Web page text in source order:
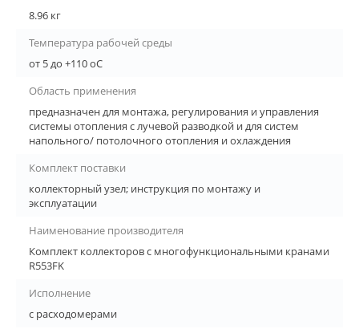
8.96 кг
Температура рабочей среды
от 5 до +110 oC
Область применения
предназначен для монтажа, регулирования и управления
системы отопления с лучевой разводкой и для систем
напольного/ потолочного отопления и охлаждения
Комплект поставки
коллекторный узел; инструкция по монтажу и
эксплуатации
Наименование производителя
Комплект коллекторов с многофункциональными кранами
R553FK
Исполнение
с расходомерами